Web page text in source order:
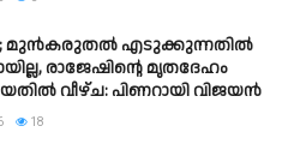
മുൻകരുതൽ എടുക്കുന്നതിൽ
രാജേഷിന്റെ മൃതദേഹം
വീഴ്ച: പിണറായി വിജയൻ
18